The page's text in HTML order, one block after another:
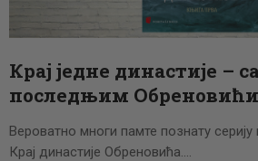
ЦЕНОВНИК
ПИСМО
Крај једне династије –
последњим
Вероватно многи памте познату серију
Крај династије Обреновића.…